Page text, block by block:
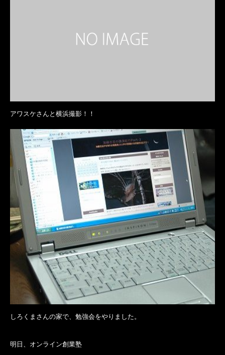
アワスケさんと横浜撮影！！
しろくまさんの家で、勉強会をやりました。
明日、オンライン創業塾